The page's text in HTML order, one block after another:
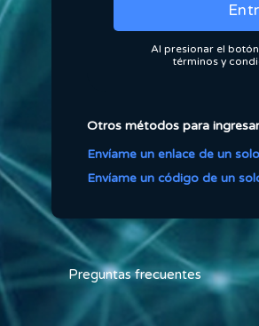
Al presionar el
términos y
Otros métodos para
Envíame un enlace de un
Envíame un código de un
Preguntas frecuentes